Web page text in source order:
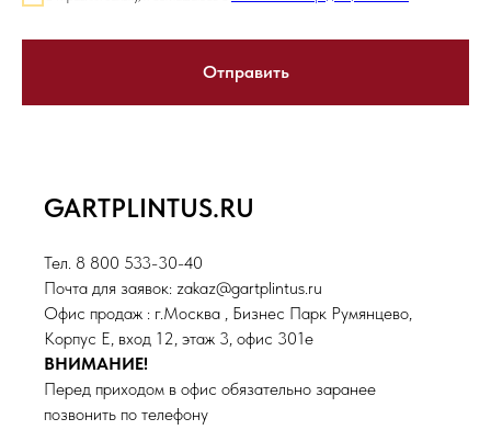
Отправить
GARTPLINTUS.RU
Тел. 8 800 533-30-40
Почта для заявок: zakaz@gartplintus.ru
Офис продаж : г.Москва , Бизнес Парк Румянцево,
Корпус Е, вход 12, этаж 3, офис 301е
ВНИМАНИЕ!
Перед приходом в офис обязательно заранее
позвонить по телефону